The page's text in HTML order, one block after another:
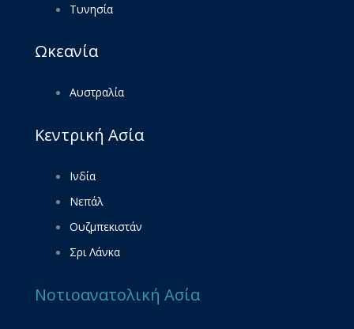
Τυνησία
Ωκεανία
Αυστραλία
Κεντρική Ασία
Ινδία
Νεπάλ
Ουζμπεκιστάν
Σρι Λάνκα
Νοτιοανατολική Ασία